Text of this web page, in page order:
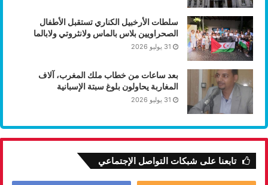
سلطات الأرخبيل الكناري تستقبل الأطفال
الصحراويين بلاس بالماس ولانثروتي ولابالما
31 يوليو 2026
بعد ساعات من خطاب ملك المغرب، آلاف
المغاربة يحاولون بلوغ سبتة الإسبانية
31 يوليو 2026
تابعنا على شبكات التواصل الإجتماعي